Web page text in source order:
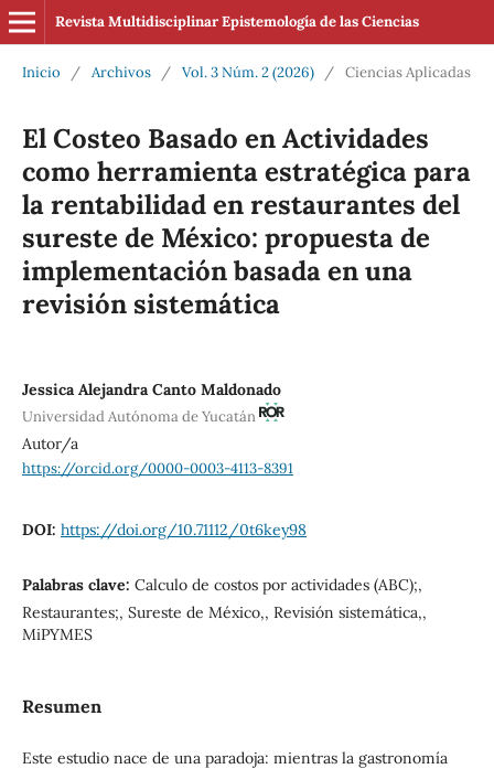
Revista Multidisciplinar Epistemología de las Ciencias
Inicio / Archivos / Vol. 3 Núm. 2 (2026) / Ciencias Aplicadas
El Costeo Basado en Actividades
como herramienta estratégica para
la rentabilidad en restaurantes del
sureste de México: propuesta de
implementación basada en una
revisión sistemática
Jessica Alejandra Canto Maldonado
Universidad Autónoma de Yucatán
Autor/a
https://orcid.org/0000-0003-4113-8391
DOI: https://doi.org/10.71112/0t6key98
Palabras clave: Calculo de costos por actividades (ABC);,
Restaurantes;, Sureste de México,, Revisión sistemática,,
MiPYMES
Resumen
Este estudio nace de una paradoja: mientras la gastronomía